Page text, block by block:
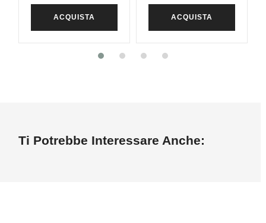
ACQUISTA ACQUISTA
Ti Potrebbe Interessare Anche: